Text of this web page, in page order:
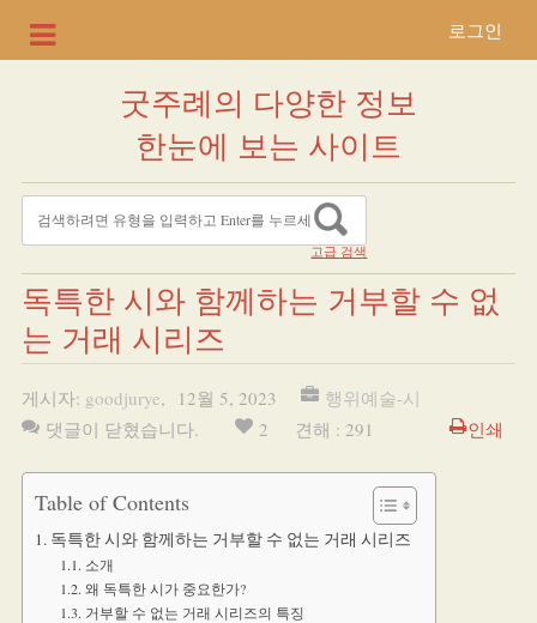
로그인
굿주례의 다양한 정보
한눈에 보는 사이트
고급 검색
독특한 시와 함께하는 거부할 수 없
는 거래 시리즈
게시자: goodjurye, 12월 5, 2023
행위예술-시
댓글이 닫혔습니다.
2 견해 : 291 인쇄
Table of Contents
독특한 시와 함께하는 거부할 수 없는 거래 시리즈
소개
왜 독특한 시가 중요한가?
거부할 수 없는 거래 시리즈의 특징